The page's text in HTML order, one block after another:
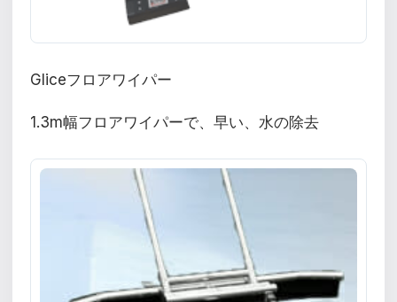
Gliceフロアワイパー
1.3m幅フロアワイパーで、早い、水の除去